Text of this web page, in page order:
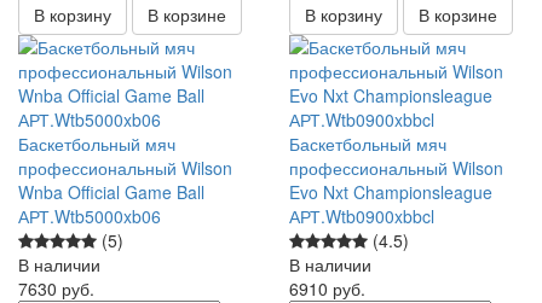
В корзину В корзине В корзину В корзине
Баскетбольный мяч
профессиональный Wilson
Wnba Official Game Ball
АРТ.Wtb5000xb06
(5)
В наличии
7630 руб.
Баскетбольный мяч
профессиональный Wilson
Evo Nxt Championsleague
АРТ.Wtb0900xbbcl
(4.5)
В наличии
6910 руб.